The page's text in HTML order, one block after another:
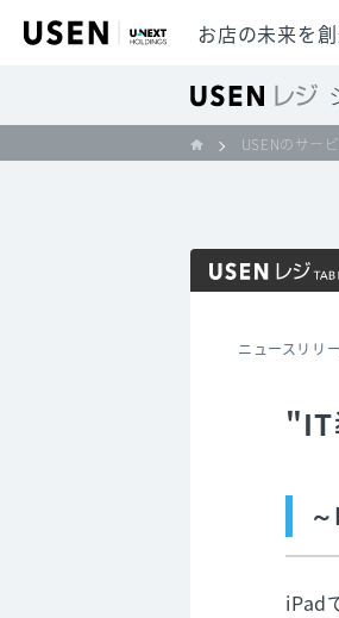
お店の未来を
USENのサー
ニュースリリ
"IT
iPad